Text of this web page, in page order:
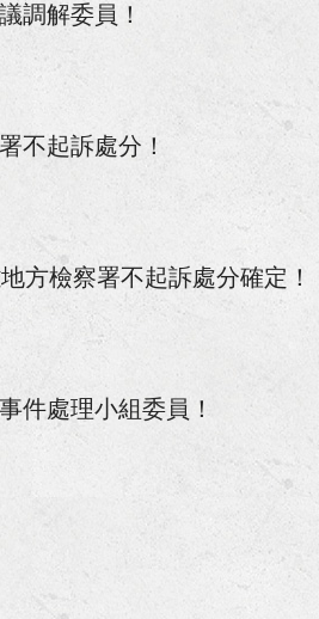
履行遺產分割協議事件成立調解！
檢署不起訴處分！
範詐騙宣導》講座！
導師！
勝訴判決！
企業榮譽律師！
高雄地院勝訴判決！
成立事件獲高雄地院勝訴判決確定！
任為安全及衛生防護委員會委員！
調解委員！
不起訴處分！
方檢察署不起訴處分確定！
件處理小組委員！